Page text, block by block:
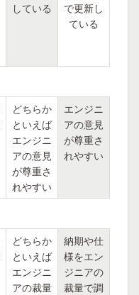
している
で更新し
ている
どちらか
といえば
エンジニ
アの意見
が尊重さ
れやすい
エンジニ
アの意見
が尊重さ
れやすい
どちらか
といえば
エンジニ
アの裁量
納期や仕
様をエン
ジニアの
裁量で調